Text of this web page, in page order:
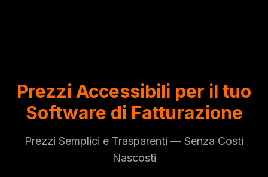
Prezzi Accessibili per il tuo
Software di Fatturazione
Prezzi Semplici e Trasparenti — Senza Costi
Nascosti